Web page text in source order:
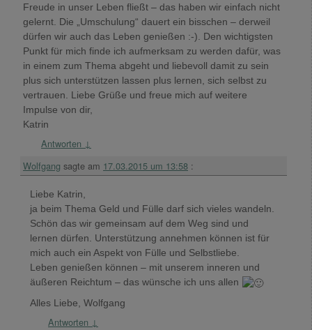
Freude in unser Leben fließt – das haben wir einfach nicht
gelernt. Die „Umschulung“ dauert ein bisschen – derweil
dürfen wir auch das Leben genießen :-). Den wichtigsten
Punkt für mich finde ich aufmerksam zu werden dafür, was
in einem zum Thema abgeht und liebevoll damit zu sein
plus sich unterstützen lassen plus lernen, sich selbst zu
vertrauen. Liebe Grüße und freue mich auf weitere
Impulse von dir,
Katrin
Antworten ↓
Wolfgang sagte am 17.03.2015 um 13:58 :
Liebe Katrin,
ja beim Thema Geld und Fülle darf sich vieles wandeln.
Schön das wir gemeinsam auf dem Weg sind und
lernen dürfen. Unterstützung annehmen können ist für
mich auch ein Aspekt von Fülle und Selbstliebe.
Leben genießen können – mit unserem inneren und
äußeren Reichtum – das wünsche ich uns allen
Alles Liebe, Wolfgang
Antworten ↓